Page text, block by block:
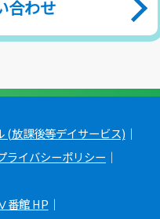
合わせ
(放課後等デイサービス) ｜
ライバシーポリシー ｜
番館 HP ｜